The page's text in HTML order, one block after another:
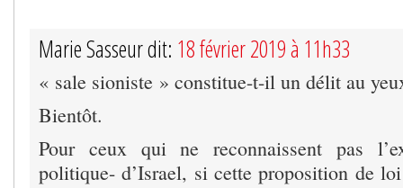
Marie Sasseur dit: 18 février 2019 à 11h33
« sale sioniste » constitue-t-il un délit au
Bientôt.
Pour ceux qui ne reconnaissent pas
politique- d’Israel, si cette proposition de